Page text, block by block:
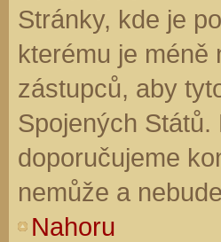
Stránky, kde je
kterému je méně
zástupců, aby
Spojených
doporučujeme
nemůže a
Nahoru